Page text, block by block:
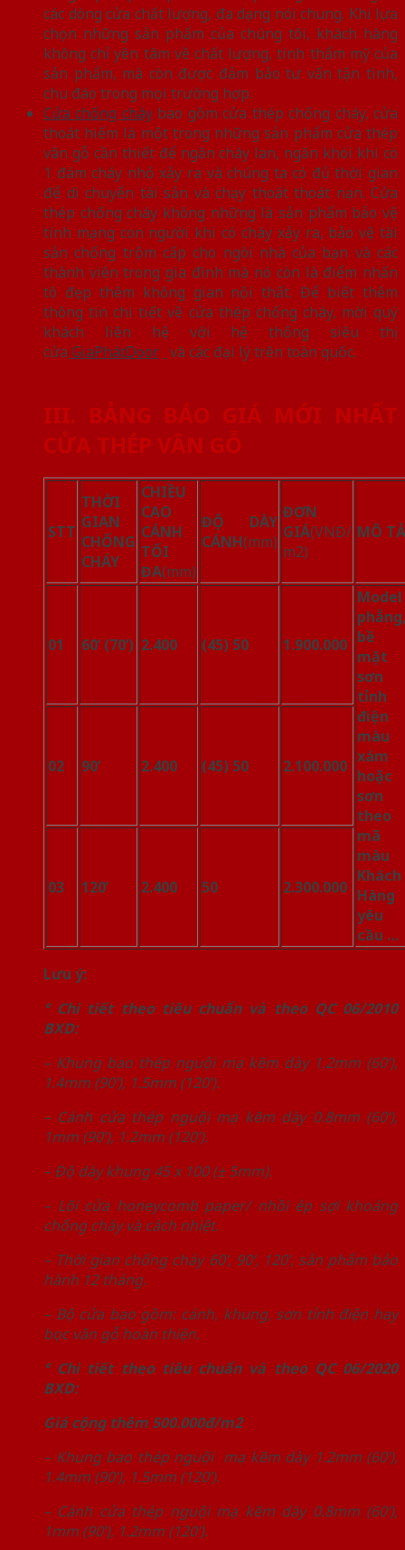
các dòng cửa chất lượng, đa dạng nói chung. Khi lựa
chọn những sản phẩm của chúng tôi, khách hàng
không chỉ yên tâm về chất lượng, tính thẩm mỹ của
sản phẩm, mà còn được đảm bảo tư vấn tận tình,
chu đáo trong mọi trường hợp.
Cửa chống cháybao gồm cửa thép chống cháy, cửa
thoát hiểm là một trong những sản phẩm cửa thép
vân gỗ cần thiết để ngăn cháy lan, ngăn khói khi có
1 đám cháy nhỏ xảy ra và chúng ta có đủ thời gian
để di chuyển tài sản và chạy thoát thoát nạn. Cửa
thép chống cháy không những là sản phẩm bảo vệ
tính mạng con người khi có cháy xảy ra, bảo vệ tài
sản chống trộm cấp cho ngôi nhà của bạn và các
thành viên trong gia đình mà nó còn là điểm nhấn
tô đẹp thêm không gian nội thất. Để biết thêm
thông tin chi tiết về cửa thép chống cháy, mời quý
khách liên hệ với hệ thống siêu thị
cửa GiaPhátDoor và các đại lý trên toàn quốc.
III. BẢNG BÁO GIÁ MỚI NHẤT
CỬA THÉP VÂN GỖ
STT
THỜI
GIAN
CHỐNG
CHÁY
CHIỀU
CAO
CÁNH
TỐI
ĐA(mm)
ĐỘ DÀY
CÁNH(mm)
ĐƠN
GIÁ(VNĐ/
m2)
MÔ TẢ
01 60’ (70’) 2.400 (45) 50 1.900.000
Model
bề
mặt
sơn
tỉnh
điện
màu
xám
hoặc
sơn
theo
mã
màu
Khách
Hàng
yêu
cầu …
02 90’ 2.400 (45) 50 2.100.000
03 120’ 2.400 50 2.300.000
Lưu ý:
° Chi tiết theo tiêu chuẩn và theo QC 06/2010
BXD:
– Khung bao thép nguội mạ kẽm dày 1.2mm (60’),
1.4mm (90’), 1.5mm (120’).
– Cánh cửa thép nguội mạ kẽm dày 0.8mm (60’),
1mm (90’), 1.2mm (120’).
– Độ dày khung 45 x 100 (± 5mm).
– Lõi cửa honeycomb paper/ nhồi ép sợi khoáng
chống cháy và cách nhiệt.
– Thời gian chống cháy 60’, 90’, 120’, sản phẩm bảo
hành 12 tháng.
– Bộ cửa bao gồm: cánh, khung, sơn tỉnh điện hay
bọc vân gỗ hoàn thiện.
° Chi tiết theo tiêu chuẩn và theo QC 06/2020
BXD:
Giá cộng thêm 500.000đ/m2
– Khung bao thép nguội mạ kẽm dày 1.2mm (60’),
1.4mm (90’), 1.5mm (120’).
– Cánh cửa thép nguội mạ kẽm dày 0.8mm (60’),
1mm (90’), 1.2mm (120’).